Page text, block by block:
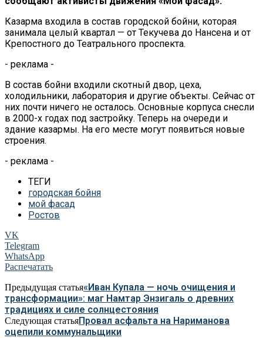
Казарма входила в состав городской бойни, которая
занимала целый квартал — от Текучева до Нансена и от
Крепостного до Театрального проспекта.
- реклама -
В состав бойни входили скотный двор, цеха,
холодильники, лаборатория и другие объекты. Сейчас от
них почти ничего не осталось. Основные корпуса снесли
в 2000-х годах под застройку. Теперь на очереди и
здание казармы. На его месте могут появиться новые
строения.
- реклама -
ТЕГИ
городская бойня
мой фасад
Ростов
VK
Telegram
WhatsApp
Распечатать
Предыдущая статья«Иван Купала — ночь очищения и
трансформации»: маг Намтар Энзигаль о древних
традициях и силе солнцестояния
Следующая статьяПровал асфальта на Нариманова
оцепили коммунальщики